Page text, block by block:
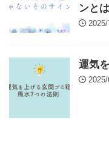
ンと
運気